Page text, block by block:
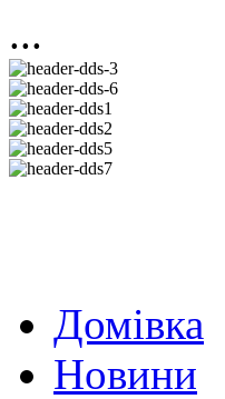
...
Домівка
Новини